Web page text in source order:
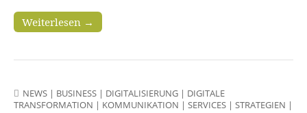
Weiterlesen →
NEWS | BUSINESS | DIGITALISIERUNG | DIGITALE
TRANSFORMATION | KOMMUNIKATION | SERVICES | STRATEGIEN |